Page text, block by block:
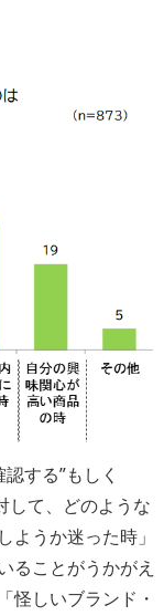
する”もしく
して、どのような
ようか迷った時」
ることがうかがえ
怪しいブランド・